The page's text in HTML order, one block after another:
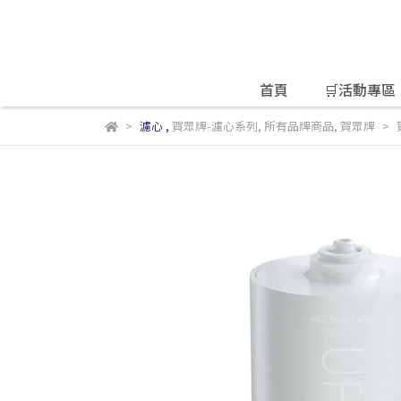
首頁 🛒活動專區
濾心, 賀眾牌-濾心系列, 所有品牌商品, 賀眾牌